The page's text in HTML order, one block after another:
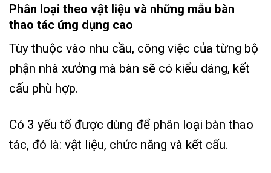
Phân loại theo vật liệu và những mẫu bàn
thao tác ứng dụng cao
Tùy thuộc vào nhu cầu, công việc của từng bộ
phận nhà xưởng mà bàn sẽ có kiểu dáng, kết
cấu phù hợp.
Có 3 yếu tố được dùng để phân loại bàn thao
tác, đó là: vật liệu, chức năng và kết cấu.